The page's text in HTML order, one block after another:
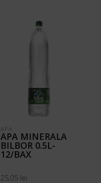
APA
APA MINERALA
BILBOR 0.5L-
12/BAX
25,05 lei